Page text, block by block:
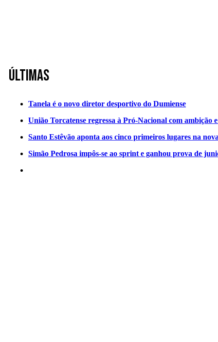
Últimas
Tanela é o novo diretor desportivo do Dumiense
União Torcatense regressa à Pró-Nacional com ambição
Santo Estêvão aponta aos cinco primeiros lugares na
Simão Pedrosa impôs-se ao sprint e ganhou prova de